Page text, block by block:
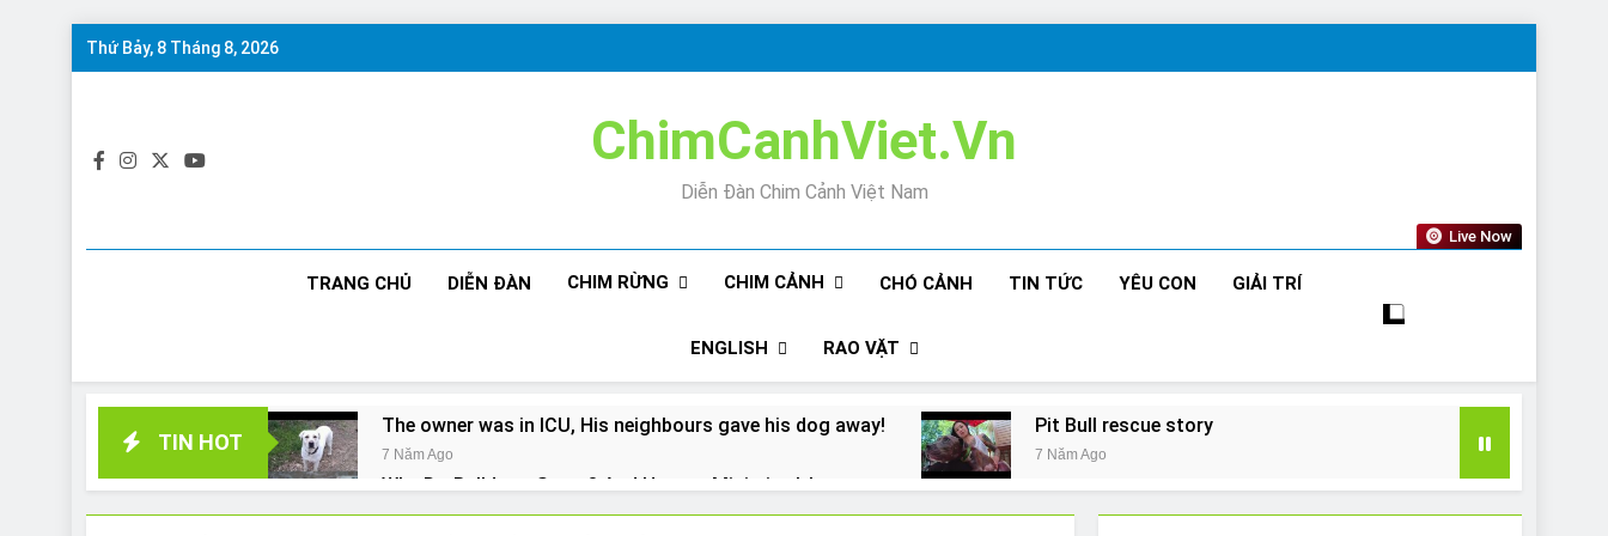
Skip
Thứ Bảy, 8 Tháng 8, 2026
ChimCanhViet.Vn
Diễn Đàn Chim Cảnh Việt Nam
Live Now
TRANG CHỦ DIỄN ĐÀN CHIM RỪNG CHIM CẢNH CHÓ CẢNH TIN TỨC YÊU CON GIẢI TRÍ
ENGLISH RAO VẶT
TIN HOT
The owner was in ICU, His neighbours gave his dog away!
7 Năm Ago
Pit Bull rescue story
7 Năm Ago
Why Do Bulldogs Snore? And How to Minimize It!
7 Năm Ago